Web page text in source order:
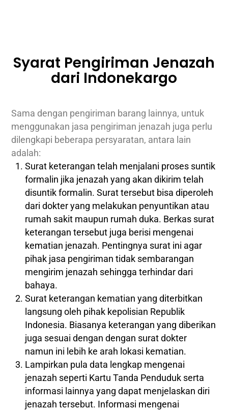
Syarat Pengiriman Jenazah
dari Indonekargo
Sama dengan pengiriman barang lainnya, untuk
menggunakan jasa pengiriman jenazah juga perlu
dilengkapi beberapa persyaratan, antara lain
adalah:
Surat keterangan telah menjalani proses suntik
formalin jika jenazah yang akan dikirim telah
disuntik formalin. Surat tersebut bisa diperoleh
dari dokter yang melakukan penyuntikan atau
rumah sakit maupun rumah duka. Berkas surat
keterangan tersebut juga berisi mengenai
kematian jenazah. Pentingnya surat ini agar
pihak jasa pengiriman tidak sembarangan
mengirim jenazah sehingga terhindar dari
bahaya.
Surat keterangan kematian yang diterbitkan
langsung oleh pihak kepolisian Republik
Indonesia. Biasanya keterangan yang diberikan
juga sesuai dengan dengan surat dokter
namun ini lebih ke arah lokasi kematian.
Lampirkan pula data lengkap mengenai
jenazah seperti Kartu Tanda Penduduk serta
informasi lainnya yang dapat menjelaskan diri
jenazah tersebut. Informasi mengenai